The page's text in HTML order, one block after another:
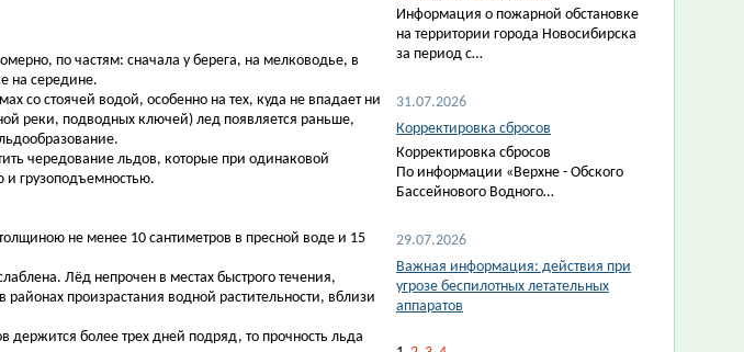
по частям: сначала у берега, на мелководье, в
на середине.
со стоячей водой, особенно на тех, куда не впадает ни
реки, подводных ключей) лед появляется раньше,
чередование льдов, которые при одинаковой
и грузоподъемностью.
не менее 10 сантиметров в пресной воде и 15
Лёд непрочен в местах быстрого течения,
произрастания водной растительности, вблизи
держится более трех дней подряд, то прочность льда
Информация о пожарной обстановке
на территории города Новосибирска
за период с…
31.07.2026
Корректировка сбросов
Корректировка сбросов
По информации «Верхне - Обского
Бассейнового Водного…
29.07.2026
Важная информация: действия при
угрозе беспилотных летательных
аппаратов